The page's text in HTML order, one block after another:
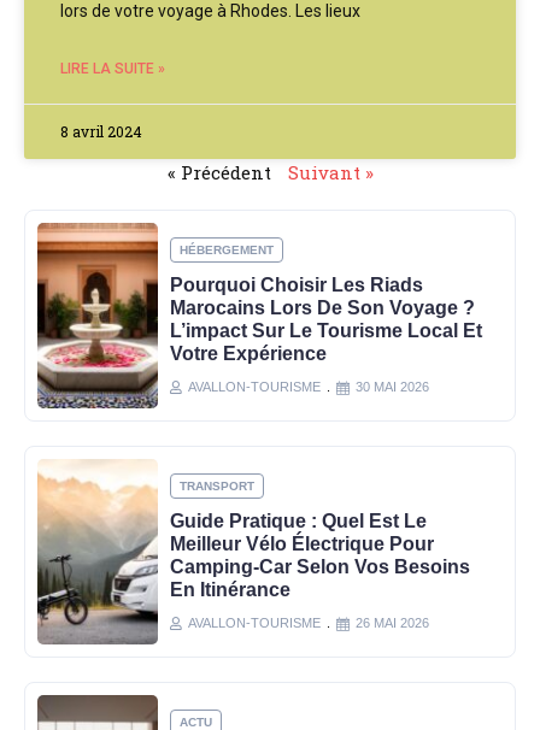
lors de votre voyage à Rhodes. Les lieux
LIRE LA SUITE »
8 avril 2024
« Précédent Suivant »
HÉBERGEMENT
Pourquoi Choisir Les Riads
Marocains Lors De Son Voyage ?
L’impact Sur Le Tourisme Local Et
Votre Expérience
AVALLON-TOURISME 30 MAI 2026
TRANSPORT
Guide Pratique : Quel Est Le
Meilleur Vélo Électrique Pour
Camping-Car Selon Vos Besoins
En Itinérance
AVALLON-TOURISME 26 MAI 2026
ACTU